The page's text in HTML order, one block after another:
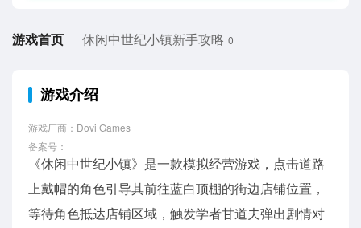
游戏首页 休闲中世纪小镇新手攻略 0
游戏介绍
游戏厂商：Dovi Games
备案号：
《休闲中世纪小镇》是一款模拟经营游戏，点击道路
上戴帽的角色引导其前往蓝白顶棚的街边店铺位置，
等待角色抵达店铺区域，触发学者甘道夫弹出剧情对